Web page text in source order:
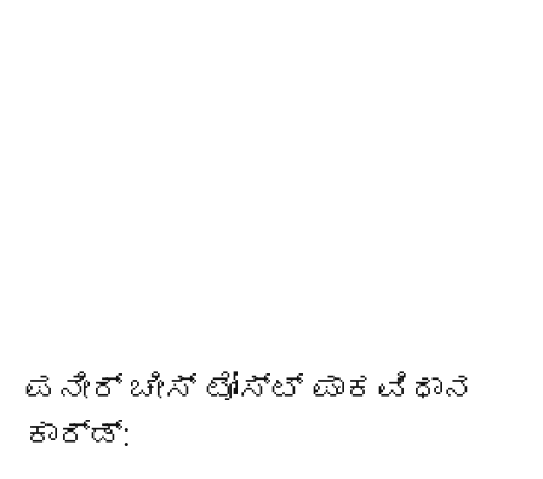
ಪನೀರ್ ಚೀಸ್ ಟೋಸ್ಟ್ ಪಾಕವಿಧಾನ
ಕಾರ್ಡ್: